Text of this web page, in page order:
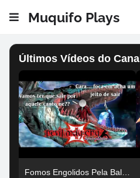
Muquifo Plays
Últimos Vídeos do Canal
Fomos Engolidos Pela Baleia! E Agora Devil May Cry 3 Co op #005